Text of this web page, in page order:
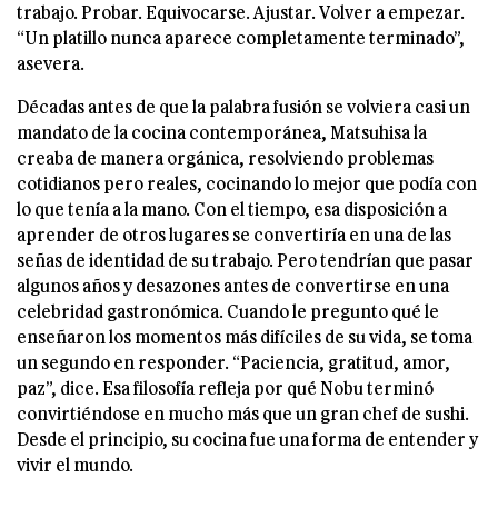
trabajo. Probar. Equivocarse. Ajustar. Volver a empezar.
“Un platillo nunca aparece completamente terminado”,
asevera.
Décadas antes de que la palabra fusión se volviera casi un
mandato de la cocina contemporánea, Matsuhisa la
creaba de manera orgánica, resolviendo problemas
cotidianos pero reales, cocinando lo mejor que podía con
lo que tenía a la mano. Con el tiempo, esa disposición a
aprender de otros lugares se convertiría en una de las
señas de identidad de su trabajo. Pero tendrían que pasar
algunos años y desazones antes de convertirse en una
celebridad gastronómica. Cuando le pregunto qué le
enseñaron los momentos más difíciles de su vida, se toma
un segundo en responder. “Paciencia, gratitud, amor,
paz”, dice. Esa filosofía refleja por qué Nobu terminó
convirtiéndose en mucho más que un gran chef de sushi.
Desde el principio, su cocina fue una forma de entender y
vivir el mundo.